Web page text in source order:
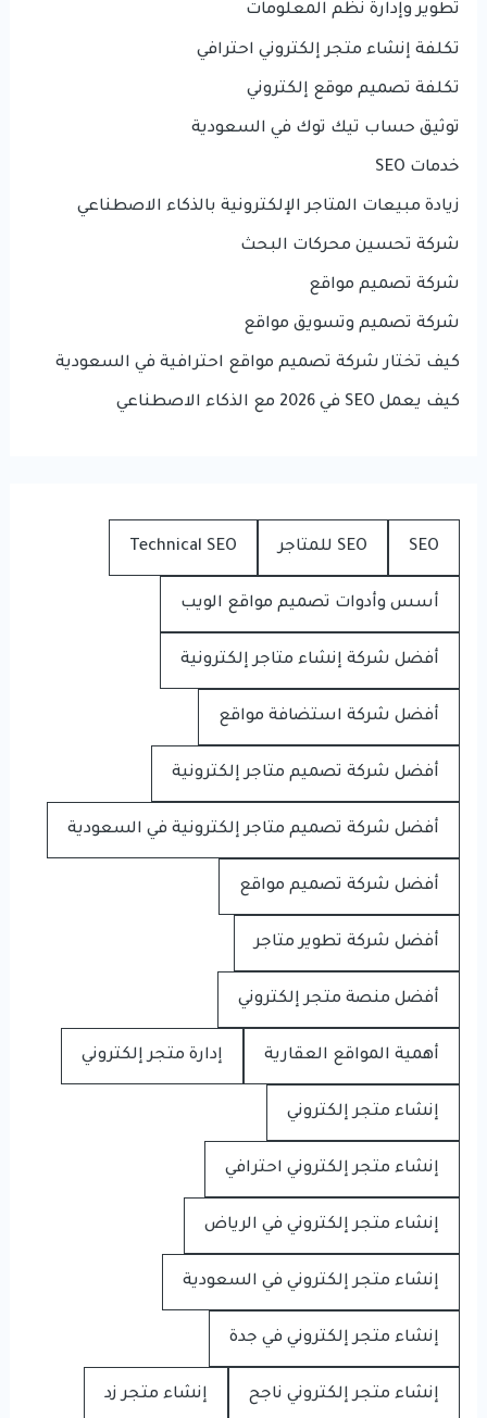
تطوير وإدارة نظم المعلومات
تكلفة إنشاء متجر إلكتروني احترافي
تكلفة تصميم موقع إلكتروني
توثيق حساب تيك توك في السعودية
خدمات SEO
زيادة مبيعات المتاجر الإلكترونية بالذكاء الاصطناعي
شركة تحسين محركات البحث
شركة تصميم مواقع
شركة تصميم وتسويق مواقع
كيف تختار شركة تصميم مواقع احترافية في السعودية
كيف يعمل SEO في 2026 مع الذكاء الاصطناعي
SEO SEO للمتاجر Technical SEO
أسس وأدوات تصميم مواقع الويب
أفضل شركة إنشاء متاجر إلكترونية
أفضل شركة استضافة مواقع
أفضل شركة تصميم متاجر إلكترونية
أفضل شركة تصميم متاجر إلكترونية في السعودية
أفضل شركة تصميم مواقع
أفضل شركة تطوير متاجر
أفضل منصة متجر إلكتروني
أهمية المواقع العقارية إدارة متجر إلكتروني
إنشاء متجر إلكتروني
إنشاء متجر إلكتروني احترافي
إنشاء متجر إلكتروني في الرياض
إنشاء متجر إلكتروني في السعودية
إنشاء متجر إلكتروني في جدة
إنشاء متجر إلكتروني ناجح إنشاء متجر زد